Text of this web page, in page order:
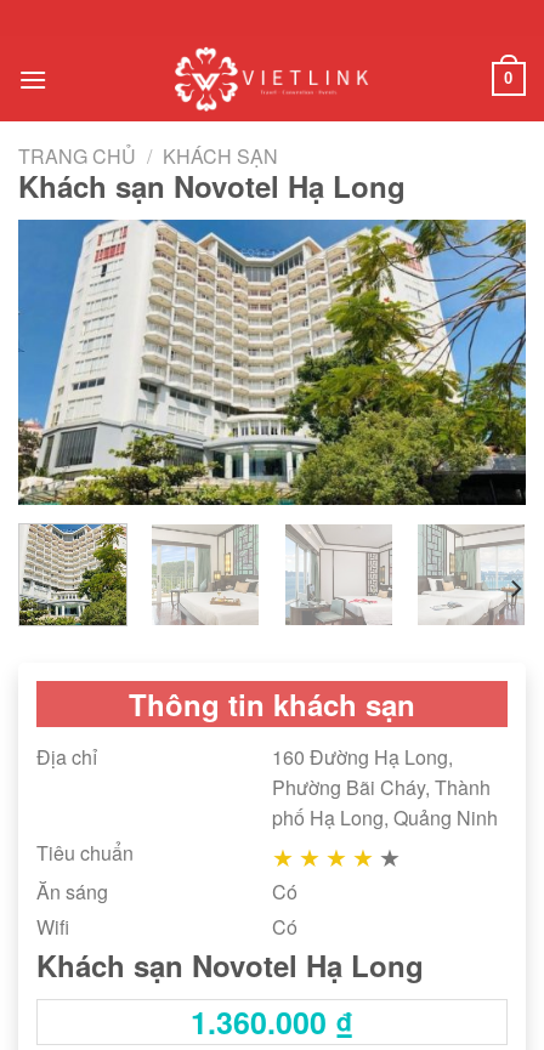
nội
0
TRANG CHỦ / KHÁCH SẠN
Khách sạn Novotel Hạ Long
Thông tin khách sạn
Địa chỉ
160 Đường Hạ Long,
Phường Bãi Cháy, Thành
phố Hạ Long, Quảng Ninh
Tiêu chuẩn
★ ★ ★ ★ ★
Ăn sáng
Có
Wifi
Có
Khách sạn Novotel Hạ Long
1.360.000 ₫